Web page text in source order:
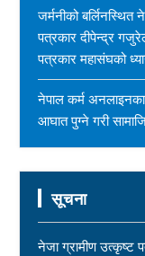
जर्मनीको
पत्रकार दीपेन्द्र
पत्रकार महासंघको
नेपाल कर्म
आघात पुग्ने गरी
महासंघ बैतडी शाखाका
खबरले नेपाल
New
सूचना
नेजा ग्रामीण उत्कृष्ट